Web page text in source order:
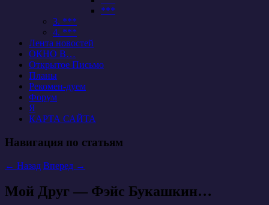
***
3. ***
4. ***
Лента новостей
ОКНО В…
Открытое Письмо
Планы
Рекомен-дуем
Форум
Я
КАРТА САЙТА
Навигация по статьям
← Назад Вперед →
Мой Друг — Фэйс Букашкин…